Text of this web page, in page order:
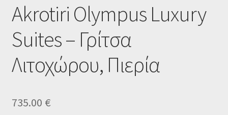
Akrotiri Olympus Luxury
Suites – Γρίτσα
Λιτοχώρου, Πιερία
735.00 €